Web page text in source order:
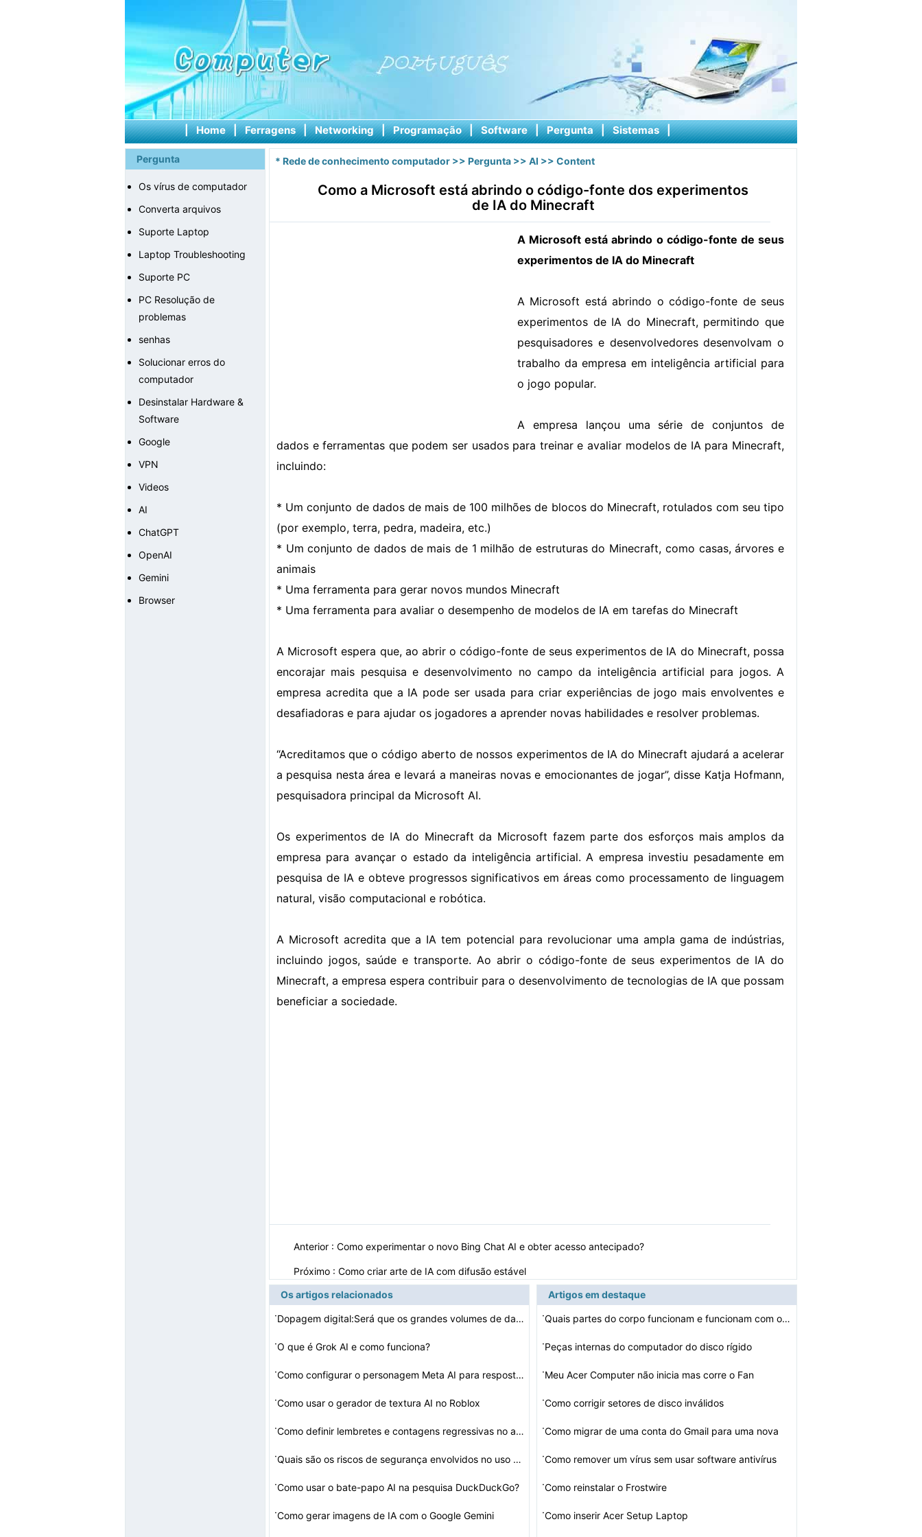
| Home | Ferragens | Networking | Programação | Software | Pergunta | Sistemas |
Pergunta
Os vírus de computador
Converta arquivos
Suporte Laptop
Laptop Troubleshooting
Suporte PC
PC Resolução de
problemas
senhas
Solucionar erros do
computador
Desinstalar Hardware &
Software
Google
VPN
Videos
AI
ChatGPT
OpenAI
Gemini
Browser
* Rede de conhecimento computador >> Pergunta >> AI >> Content
Como a Microsoft está abrindo o código-fonte dos experimentos
de IA do Minecraft
A Microsoft está abrindo o código-fonte de seus
experimentos de IA do Minecraft
A Microsoft está abrindo o código-fonte de seus
experimentos de IA do Minecraft, permitindo que
pesquisadores e desenvolvedores desenvolvam o
trabalho da empresa em inteligência artificial para
o jogo popular.
A empresa lançou uma série de conjuntos de
dados e ferramentas que podem ser usados ​​para treinar e avaliar modelos de IA para Minecraft,
incluindo:
* Um conjunto de dados de mais de 100 milhões de blocos do Minecraft, rotulados com seu tipo
(por exemplo, terra, pedra, madeira, etc.)
* Um conjunto de dados de mais de 1 milhão de estruturas do Minecraft, como casas, árvores e
animais
* Uma ferramenta para gerar novos mundos Minecraft
* Uma ferramenta para avaliar o desempenho de modelos de IA em tarefas do Minecraft
A Microsoft espera que, ao abrir o código-fonte de seus experimentos de IA do Minecraft, possa
encorajar mais pesquisa e desenvolvimento no campo da inteligência artificial para jogos. A
empresa acredita que a IA pode ser usada para criar experiências de jogo mais envolventes e
desafiadoras e para ajudar os jogadores a aprender novas habilidades e resolver problemas.
“Acreditamos que o código aberto de nossos experimentos de IA do Minecraft ajudará a acelerar
a pesquisa nesta área e levará a maneiras novas e emocionantes de jogar”, disse Katja Hofmann,
pesquisadora principal da Microsoft AI.
Os experimentos de IA do Minecraft da Microsoft fazem parte dos esforços mais amplos da
empresa para avançar o estado da inteligência artificial. A empresa investiu pesadamente em
pesquisa de IA e obteve progressos significativos em áreas como processamento de linguagem
natural, visão computacional e robótica.
A Microsoft acredita que a IA tem potencial para revolucionar uma ampla gama de indústrias,
incluindo jogos, saúde e transporte. Ao abrir o código-fonte de seus experimentos de IA do
Minecraft, a empresa espera contribuir para o desenvolvimento de tecnologias de IA que possam
beneficiar a sociedade.
Anterior : Como experimentar o novo Bing Chat AI e obter acesso antecipado?
Próximo : Como criar arte de IA com difusão estável
Os artigos relacionados
·
Dopagem digital:Será que os grandes volumes de dados, …
·O que é Grok AI e como funciona?
· Como configurar o personagem Meta AI para respostas rá…
·Como usar o gerador de textura AI no Roblox
· Como definir lembretes e contagens regressivas no aplic…
· Quais são os riscos de segurança envolvidos no uso de…
·Como usar o bate-papo AI na pesquisa DuckDuckGo?
·Como gerar imagens de IA com o Google Gemini
Artigos em destaque
·
Quais partes do corpo funcionam e funcionam com o Touch…
·Peças internas do computador do disco rígido
·Meu Acer Computer não inicia mas corre o Fan
·Como corrigir setores de disco inválidos
·Como migrar de uma conta do Gmail para uma nova
·Como remover um vírus sem usar software antivírus
·Como reinstalar o Frostwire
·Como inserir Acer Setup Laptop